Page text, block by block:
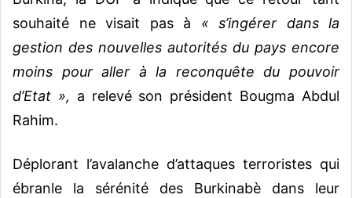
souhaité ne visait pas à « s’ingérer dans la
gestion des nouvelles autorités du pays encore
moins pour aller à la reconquête du pouvoir
d’Etat », a relevé son président Bougma Abdul
Rahim.
Déplorant l’avalanche d’attaques terroristes qui
ébranle la sérénité des Burkinabè dans leur